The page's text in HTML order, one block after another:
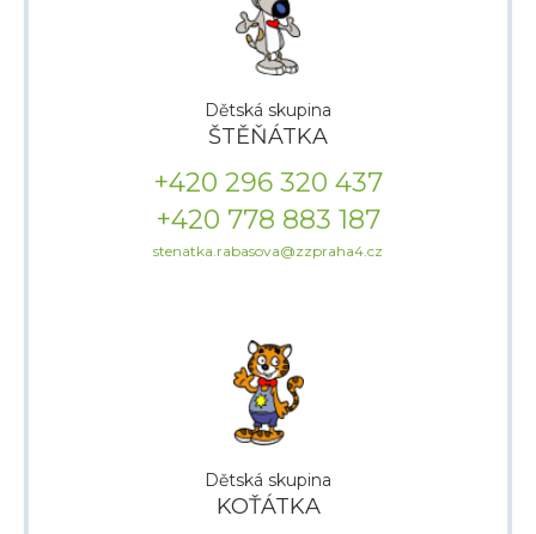
Dětská skupina
ŠTĚŇÁTKA
+420 296 320 437
+420 778 883 187
stenatka.rabasova@zzpraha4.cz
Dětská skupina
KOŤÁTKA